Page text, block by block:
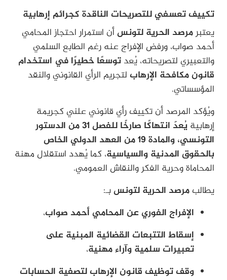
تكييف تعسفي للتصريحات الناقدة كجرائم إرهابية
يعتبرمرصد الحرية لتونسأن استمرار احتجاز المحامي
أحمد صواب، ورفض الإفراج عنه رغم الطابع السلمي
والتعبيري لتصريحاته، يُعد توسعًا خطيرًا في استخدام
قانون مكافحة الإرهاب لتجريم الرأي القانوني والنقد
المؤسساتي.
ويُؤكد المرصد أن تكييف رأي قانوني علني كجريمة
إرهابية
يُعدّ انتهاكًا صارخًا للفصل 31 من الدستور
التونسي، والمادة 19 من العهد الدولي الخاص
بالحقوق المدنية والسياسية، كما يُهدد استقلال مهنة
المحاماة وحرية الفكر والنقاش العمومي.
يطالبمرصد الحرية لتونسبـ:
الإفراج الفوري عن المحامي أحمد صواب،
إسقاط التتبعات القضائية المبنية على
تعبيرات سلمية وآراء مهنية،
وقف توظيف قانون الإرهاب لتصفية الحسابات